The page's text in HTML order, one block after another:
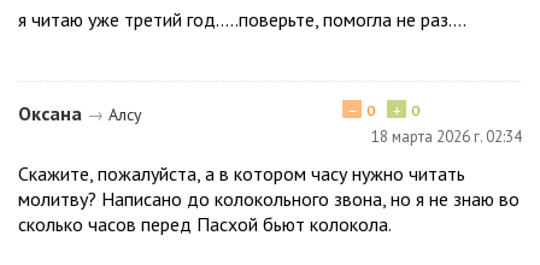
я читаю уже третий год.....поверьте, помогла не раз....
Оксана → Алсу + 0
− 0
18 марта 2026 г. 02:34
Скажите, пожалуйста, а в котором часу нужно читать
молитву? Написано до колокольного звона, но я не знаю во
сколько часов перед Пасхой бьют колокола.